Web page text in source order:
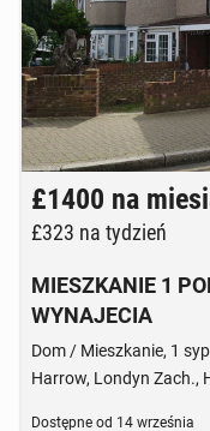
£1400 na
£323 na tydzień
MIESZKANIE 1
WYNAJECIA
Dom / Mieszkanie, 1
Harrow, Londyn Zach.,
Dostępne od 14 września